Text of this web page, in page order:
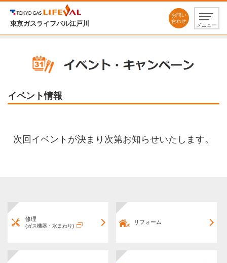
東京ガスライフバル江戸川
お問い
合わせ
メニュー
イベント情報
次回イベントが決まり次第お知らせいたします。
修理
(ガス機器・水まわり)
リフォーム